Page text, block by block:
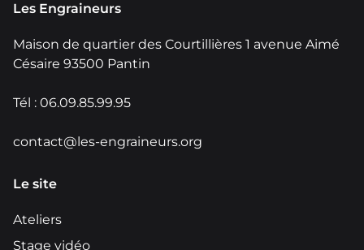
Les Engraineurs
Maison de quartier des Courtillières 1 avenue Aimé
Césaire 93500 Pantin
Tél : 06.09.85.99.95
contact@les-engraineurs.org
Le site
Ateliers
Stage vidéo